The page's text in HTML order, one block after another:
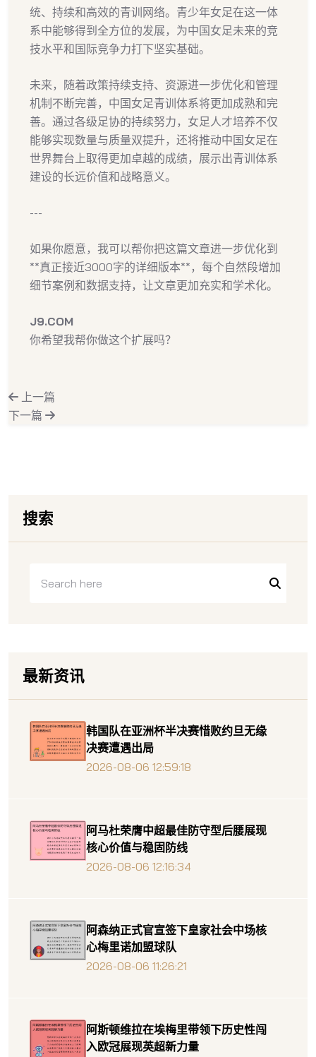
统、持续和高效的青训网络。青少年女足在这一体
系中能够得到全方位的发展，为中国女足未来的竞
技水平和国际竞争力打下坚实基础。
未来，随着政策持续支持、资源进一步优化和管理
机制不断完善，中国女足青训体系将更加成熟和完
善。通过各级足协的持续努力，女足人才培养不仅
能够实现数量与质量双提升，还将推动中国女足在
世界舞台上取得更加卓越的成绩，展示出青训体系
建设的长远价值和战略意义。
---
如果你愿意，我可以帮你把这篇文章进一步优化到
**真正接近3000字的详细版本**，每个自然段增加
细节案例和数据支持，让文章更加充实和学术化。
J9.COM
你希望我帮你做这个扩展吗？
上一篇
下一篇
搜索
最新资讯
韩国队在亚洲杯半决赛惜败约旦无缘
决赛遭遇出局
2026-08-06 12:59:18
阿马杜荣膺中超最佳防守型后腰展现
核心价值与稳固防线
2026-08-06 12:16:34
阿森纳正式官宣签下皇家社会中场核
心梅里诺加盟球队
2026-08-06 11:26:21
阿斯顿维拉在埃梅里带领下历史性闯
入欧冠展现英超新力量